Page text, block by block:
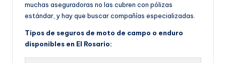
muchas aseguradoras no las cubren con pólizas
estándar, y hay que buscar compañías especializadas.
Tipos de seguros de moto de campo o enduro
disponibles en El Rosario: